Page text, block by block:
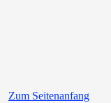
Zum Seitenanfang